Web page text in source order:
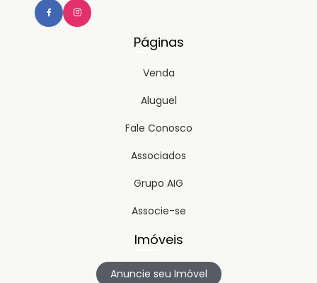
Páginas
Venda
Aluguel
Fale Conosco
Associados
Grupo AIG
Associe-se
Imóveis
Anuncie seu Imóvel